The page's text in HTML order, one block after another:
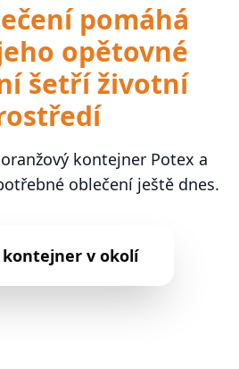
pomáhá
opětovné
šetří životní
kontejner Potex a
oblečení ještě dnes.
v okolí